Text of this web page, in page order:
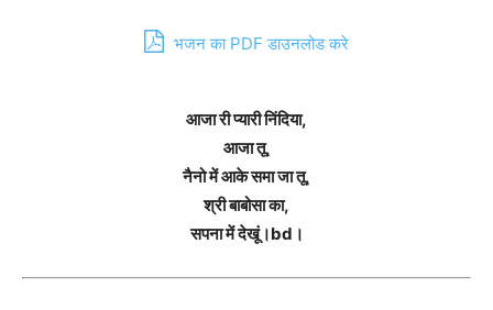
भजन का PDF डाउनलोड करे
आजा री प्यारी निंदिया,
आजा तू,
नैनो में आके समा जा तू,
श्री बाबोसा का,
सपना में देखूं।bd।